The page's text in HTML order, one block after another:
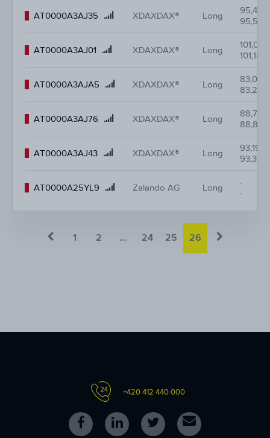
AT0000A3AJ35
Product
XDAXDAX® Long
95,440
95,560
AT0000A3AJ01
Product
XDAXDAX® Long
101,060
101,180
AT0000A3AJA5
Product
XDAXDAX® Long
83,080
83,200
AT0000A3AJ76
Product
XDAXDAX® Long
88,700
88,820
AT0000A3AJ43
Product
XDAXDAX® Long
93,190
93,310
AT0000A25YL9
Product
Zalando AG Long
-
-
1 2 ... 24 25 26
+420 412 440 000
FollowFollowFollowKontakt